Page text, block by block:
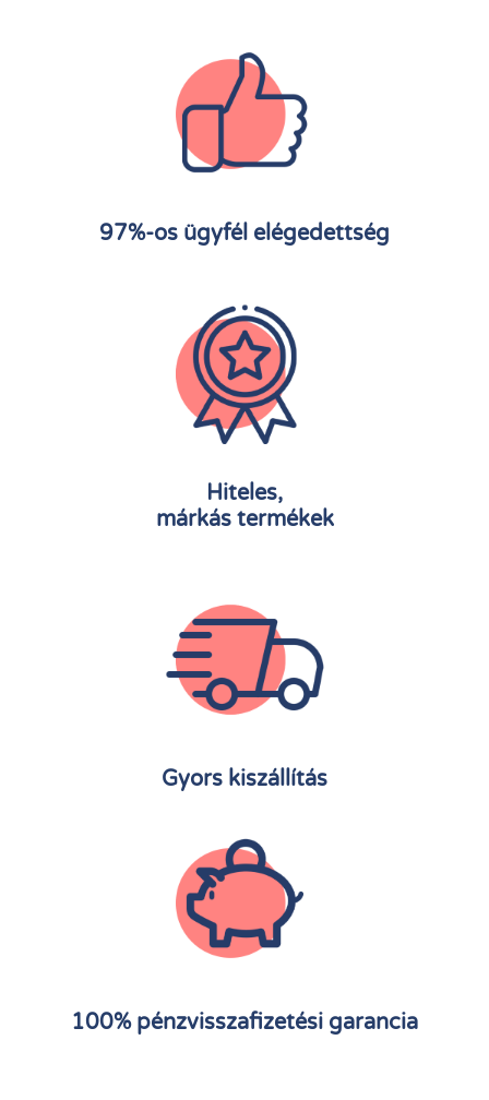
97%-os ügyfél elégedettség
Hiteles,
márkás termékek
Gyors kiszállítás
100% pénzvisszafizetési garancia